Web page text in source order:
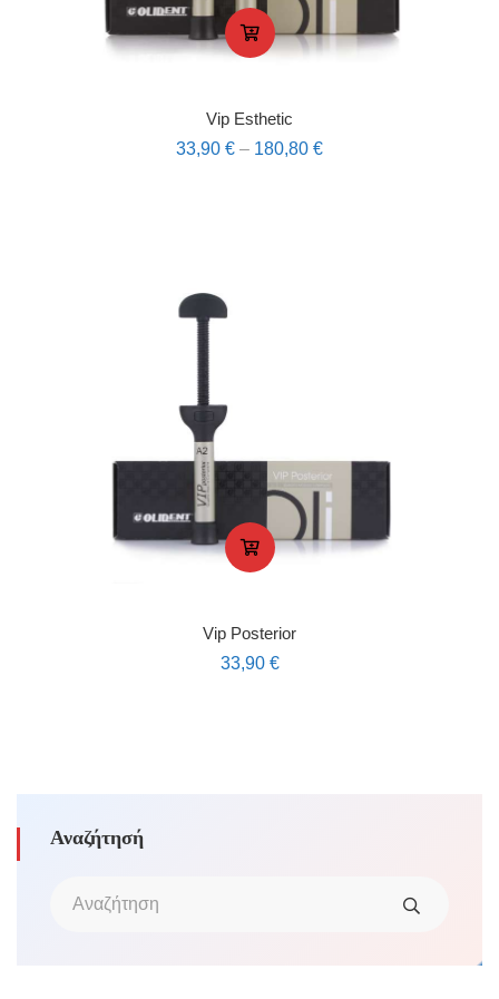
Αναζήτησή
Vip Esthetic
33,90 € – 180,80 €
Vip Posterior
33,90 €